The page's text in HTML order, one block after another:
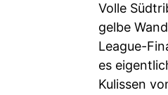
Volle
gelbe
League-
es
Kulissen